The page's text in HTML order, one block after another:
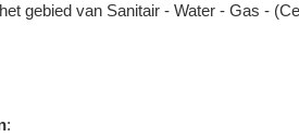
gebied van Sanitair - Water - Gas -
: